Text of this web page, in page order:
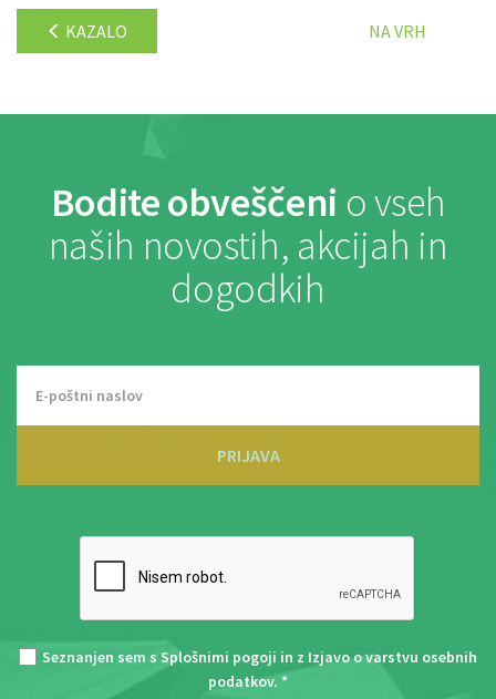
KAZALO NA VRH
Bodite obveščeni o vseh
naših novostih, akcijah in
dogodkih
PRIJAVA
Seznanjen sem s Splošnimi pogoji in z Izjavo o varstvu osebnih
podatkov. *